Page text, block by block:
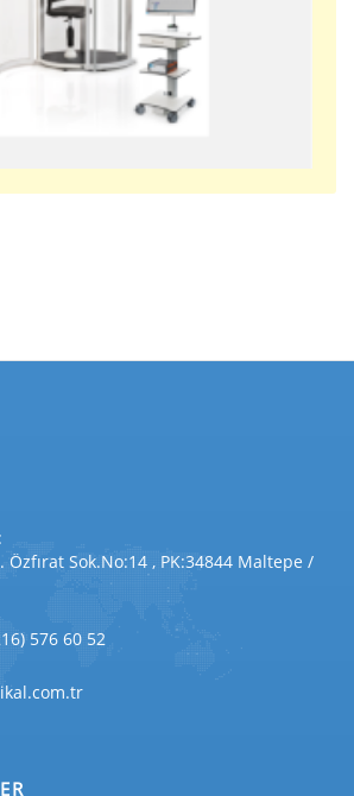
Özfırat Sok.No:14 , PK:34844 Maltepe /
576 60 52